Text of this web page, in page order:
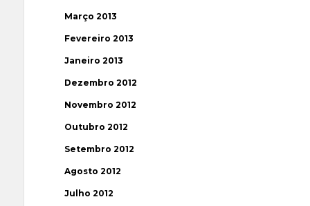
Março 2013
Fevereiro 2013
Janeiro 2013
Dezembro 2012
Novembro 2012
Outubro 2012
Setembro 2012
Agosto 2012
Julho 2012